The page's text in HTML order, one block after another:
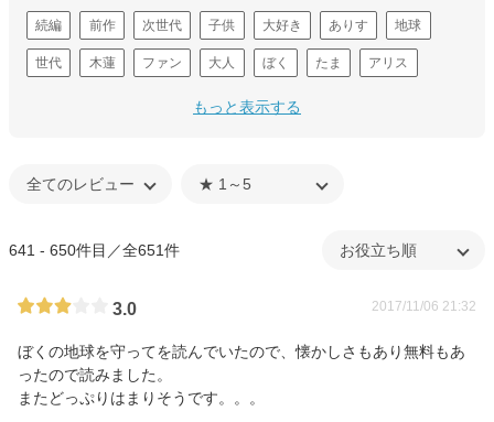
続編 前作 次世代 子供 大好き ありす 地球
世代 木蓮 ファン 大人 ぼく たま アリス
もっと表示する
641 - 650件目／全651件
3.0 2017/11/06 21:32
ぼくの地球を守ってを読んでいたので、懐かしさもあり無料もあ
ったので読みました。
またどっぷりはまりそうです。。。